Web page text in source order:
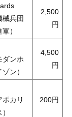
械兵団
）
2,500
ダンホ
ン）
4,500
ポカリ
200